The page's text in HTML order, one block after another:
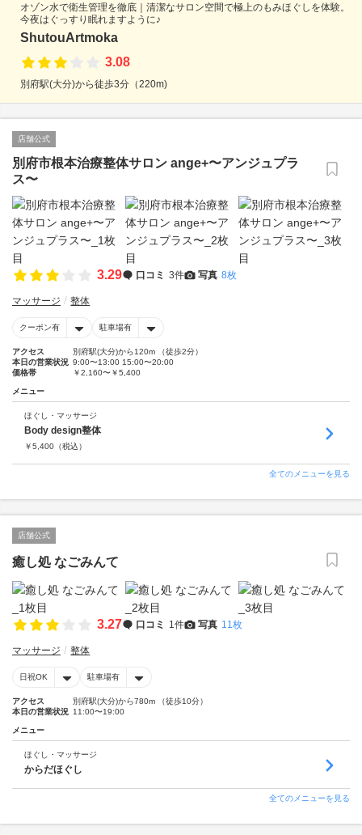
オゾン水で衛生管理を徹底｜清潔なサロン空間で極上のもみほぐしを体験。
今夜はぐっすり眠れますように♪
ShutouArtmoka
3.08
別府駅(大分)から徒歩3分（220m)
店舗公式
別府市根本治療整体サロン ange+〜アンジュプラ
ス〜
3.29 口コミ 3件 写真 8枚
マッサージ 整体
クーポン有 駐車場有
アクセス
別府駅(大分)から120m （徒歩2分）
本日の営業状況 9:00〜13:00 15:00〜20:00
価格帯
￥2,160〜￥5,400
メニュー
ほぐし・マッサージ
Body design整体
￥5,400 （税込）
全てのメニューを見る
店舗公式
癒し処 なごみんて
3.27 口コミ 1件 写真 11枚
マッサージ 整体
日祝OK 駐車場有
アクセス
別府駅(大分)から780m （徒歩10分）
本日の営業状況 11:00〜19:00
メニュー
ほぐし・マッサージ
からだほぐし
全てのメニューを見る